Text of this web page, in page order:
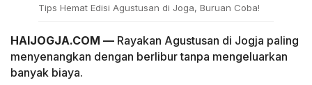
Tips Hemat Edisi Agustusan di Joga, Buruan Coba!
HAIJOGJA.COM — Rayakan Agustusan di Jogja paling
menyenangkan dengan berlibur tanpa mengeluarkan
banyak biaya.